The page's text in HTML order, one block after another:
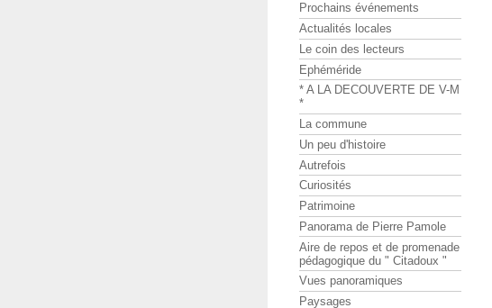
Prochains événements
Actualités locales
Le coin des lecteurs
Ephéméride
* A LA DECOUVERTE DE V-M
*
La commune
Un peu d'histoire
Autrefois
Curiosités
Patrimoine
Panorama de Pierre Pamole
Aire de repos et de promenade
pédagogique du " Citadoux "
Vues panoramiques
Paysages